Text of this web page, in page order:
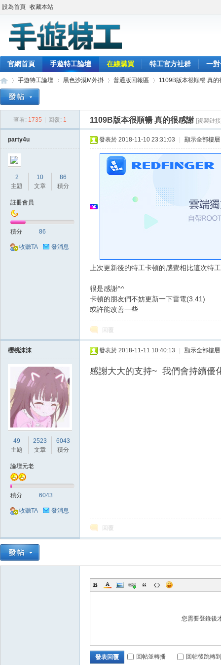
設為首頁 收藏本站
官網首頁 手遊特工論壇 在線購買 特工官方社群 一
手遊特工論壇
›
黑色沙漠M外掛
›
普通版回報區
›
1109B版本很順暢 真的
查看: 1735 回覆: 1 1109B版本很順暢 真的很感謝 [複製鏈
party4u
2
主題
10
文章
86
積分
註冊會員
積分 86
收聽TA 發消息
發表於 2018-11-10 23:31:03 顯示全部樓層
上次更新後的特工卡頓的感覺相比這次特
很是感謝^^
卡頓的朋友們不妨更新一下雷電(3.41)
或許能改善一些
回覆
櫻桃沫沫
49
主題
2523
文章
6043
積分
論壇元老
積分 6043
收聽TA 發消息
發表於 2018-11-11 10:40:13 顯示全部樓層
感謝大大的支持~ 我們會持續優
回覆
您需要登錄後
發表回覆 回帖並轉播 回帖後跳轉